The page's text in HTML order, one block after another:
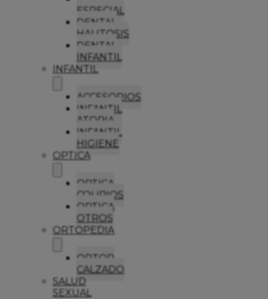
ESPECIAL
DENTAL
HALITOSIS
DENTAL
INFANTIL
INFANTIL
ACCESORIOS
INFANTIL
ATOPIA
INFANTIL
HIGIENE
OPTICA
OPTICA
COLIRIOS
OPTICA
OTROS
ORTOPEDIA
ORTOP
CALZADO
SALUD
SEXUAL